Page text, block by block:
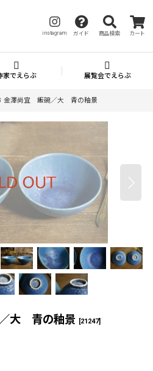
instagram ガイド 商品検索 カート
家でえらぶ 展覧会でえらぶ
金澤尚宜 飯碗／大 青の釉景
大 青の釉景 [21247]